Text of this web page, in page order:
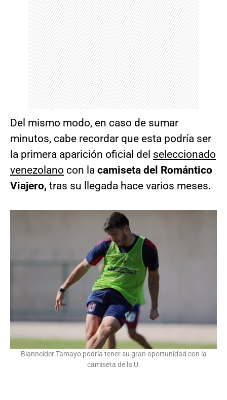
Del mismo modo, en caso de sumar
minutos, cabe recordar que esta podría ser
la primera aparición oficial del seleccionado
venezolano con la camiseta del Romántico
Viajero, tras su llegada hace varios meses.
Bianneider Tamayo podría tener su gran oportunidad con la
camiseta de la U.